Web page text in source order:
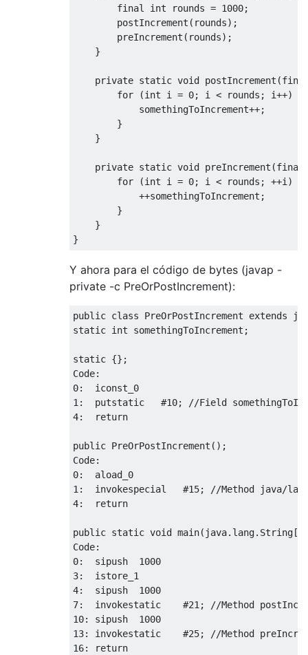
        final int rounds = 1000;
        postIncrement(rounds);
        preIncrement(rounds);
    }
private static void
        for (int i = 0; i < rounds; i++) {
            somethingToIncrement++;
        }
    }
private static void preIncrement(final
        for (int i = 0; i < rounds; ++i) {
            ++somethingToIncrement;
        }
    }
Y ahora para el código de bytes (javap -
private -c PreOrPostIncrement):
public class PreOrPostIncrement extends
static int somethingToIncrement;
static {};
Code:
0:  iconst_0
1:  putstatic   #10; //Field
4:  return
public PreOrPostIncrement();
Code:
0:  aload_0
1:  invokespecial   #15; //Method java/
4:  return
public static void
Code:
0:  sipush  1000
3:  istore_1
4:  sipush  1000
7:  invokestatic    #21; //Method
10: sipush  1000
13: invokestatic    #25; //Method
16: return